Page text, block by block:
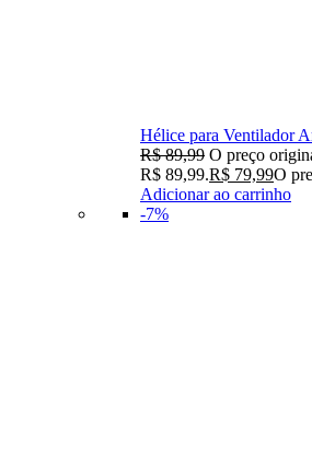
Hélice para Ventilador
R$89,99 O preço
R$ 89,99.R$ 79,99O
Adicionar ao carrinho
-7%